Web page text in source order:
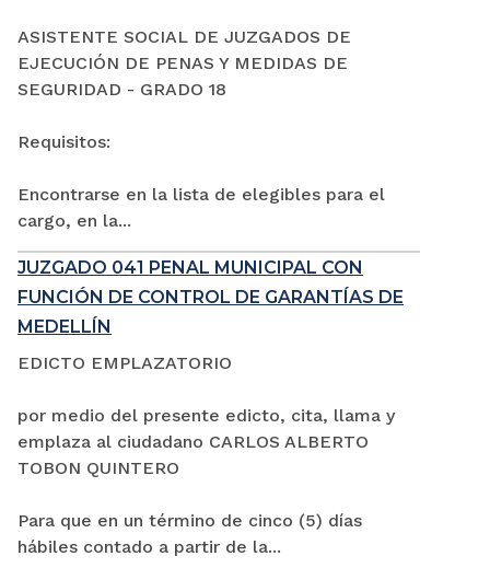
ASISTENTE SOCIAL DE JUZGADOS DE
EJECUCIÓN DE PENAS Y MEDIDAS DE
SEGURIDAD - GRADO 18
Requisitos:
Encontrarse en la lista de elegibles para el
cargo, en la...
JUZGADO 041 PENAL MUNICIPAL CON
FUNCIÓN DE CONTROL DE GARANTÍAS DE
MEDELLÍN
EDICTO EMPLAZATORIO
por medio del presente edicto, cita, llama y
emplaza al ciudadano CARLOS ALBERTO
TOBON QUINTERO
Para que en un término de cinco (5) días
hábiles contado a partir de la...